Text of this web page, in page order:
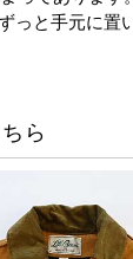
っと手元に置
ら